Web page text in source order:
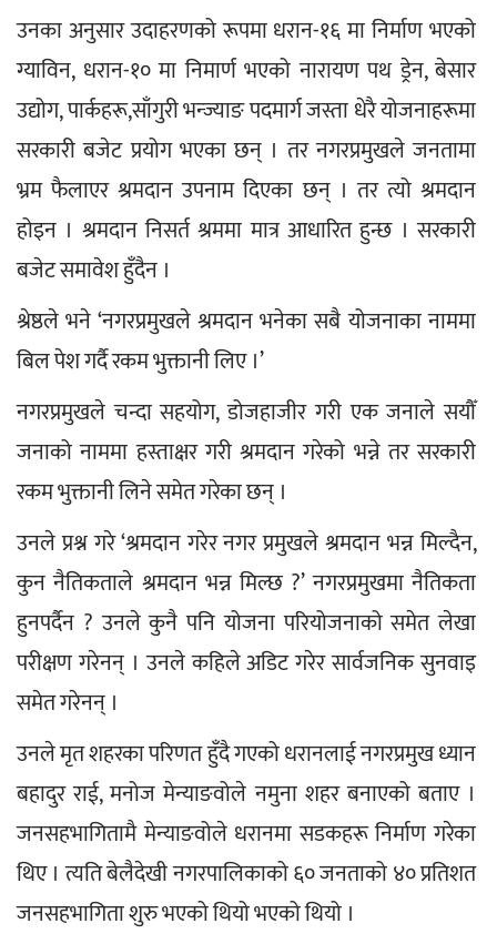
उनका अनुसार उदाहरणको रूपमा धरान-१६ मा निर्माण भएको
ग्याविन, धरान-१० मा निमार्ण भएको नारायण पथ ड्रेन, बेसार
उद्योग, पार्कहरू,साँगुरी भन्ज्याङ पदमार्ग जस्ता धेरै योजनाहरूमा
सरकारी बजेट प्रयोग भएका छन् । तर नगरप्रमुखले जनतामा
भ्रम फैलाएर श्रमदान उपनाम दिएका छन् । तर त्यो श्रमदान
होइन । श्रमदान निसर्त श्रममा मात्र आधारित हुन्छ । सरकारी
बजेट समावेश हुँदैन ।
श्रेष्ठले भने ‘नगरप्रमुखले श्रमदान भनेका सबै योजनाका नाममा
बिल पेश गर्दै रकम भुक्तानी लिए ।’
नगरप्रमुखले चन्दा सहयोग, डोजहाजीर गरी एक जनाले सयौँ
जनाको नाममा हस्ताक्षर गरी श्रमदान गरेको भन्ने तर सरकारी
रकम भुक्तानी लिने समेत गरेका छन् ।
उनले प्रश्न गरे ‘श्रमदान गरेर नगर प्रमुखले श्रमदान भन्न मिल्दैन,
कुन नैतिकताले श्रमदान भन्न मिल्छ ?’ नगरप्रमुखमा नैतिकता
हुनपर्दैन ? उनले कुनै पनि योजना परियोजनाको समेत लेखा
परीक्षण गरेनन् । उनले कहिले अडिट गरेर सार्वजनिक सुनवाइ
समेत गरेनन् ।
उनले मृत शहरका परिणत हुँदै गएको धरानलाई नगरप्रमुख ध्यान
बहादुर राई, मनोज मेन्याङवोले नमुना शहर बनाएको बताए ।
जनसहभागितामै मेन्याङवोले धरानमा सडकहरू निर्माण गरेका
थिए । त्यति बेलैदेखी नगरपालिकाको ६० जनताको ४० प्रतिशत
जनसहभागिता शुरु भएको थियो भएको थियो ।